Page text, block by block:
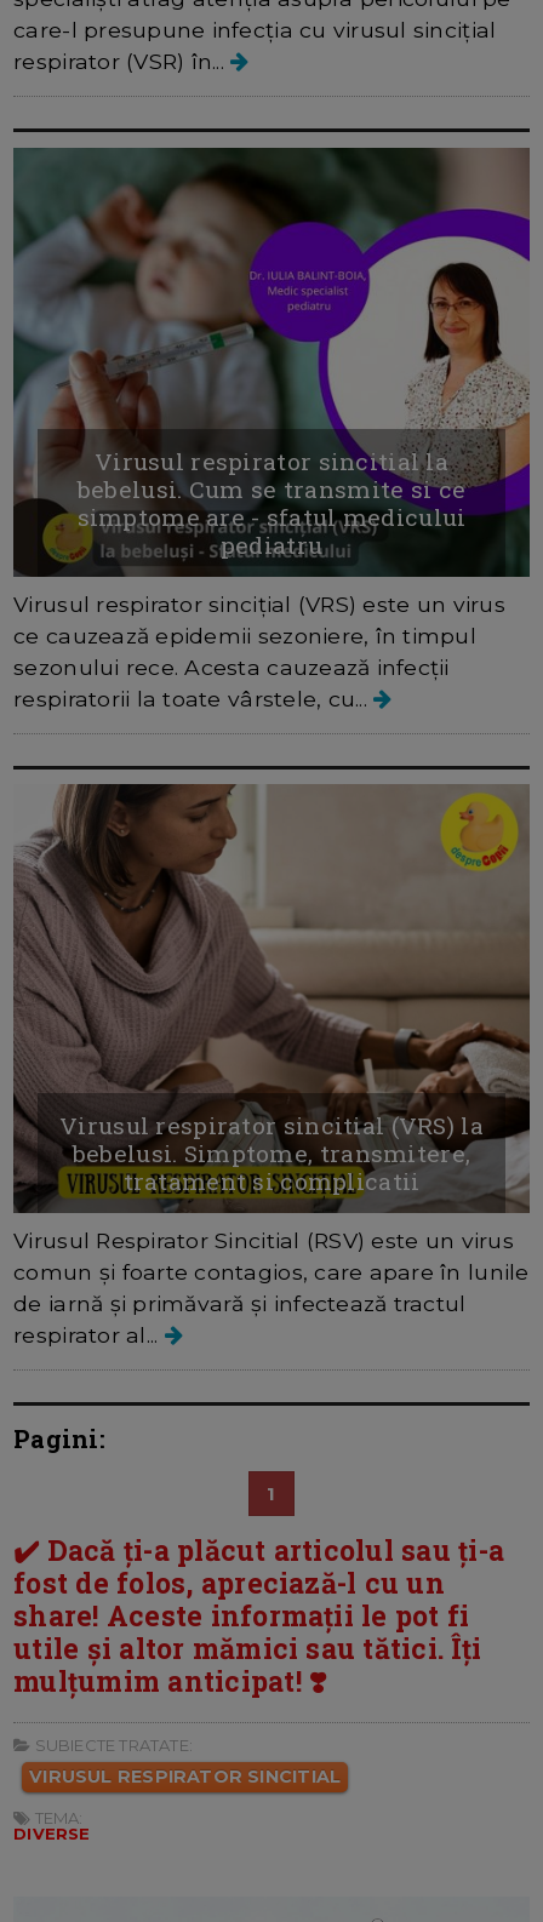
care-l presupune infecția cu virusul sincițial
respirator (VSR) în...
Virusul respirator sincitial la
bebelusi. Cum se transmite si ce
simptome are - sfatul medicului
pediatru
Virusul respirator sincițial (VRS) este un virus
ce cauzează epidemii sezoniere, în timpul
sezonului rece. Acesta cauzează infecții
respiratorii la toate vârstele, cu...
Virusul respirator sincitial (VRS) la
bebelusi. Simptome, transmitere,
tratament si complicatii
Virusul Respirator Sincitial (RSV) este un virus
comun și foarte contagios, care apare în lunile
de iarnă și primăvară și infectează tractul
respirator al...
Pagini:
1
✔️ Dacă ți-a plăcut articolul sau ți-a
fost de folos, apreciază-l cu un
share! Aceste informații le pot fi
utile și altor mămici sau tătici. Îți
mulțumim anticipat! ❣️
SUBIECTE TRATATE:
VIRUSUL RESPIRATOR SINCITIAL
TEMA:
DIVERSE